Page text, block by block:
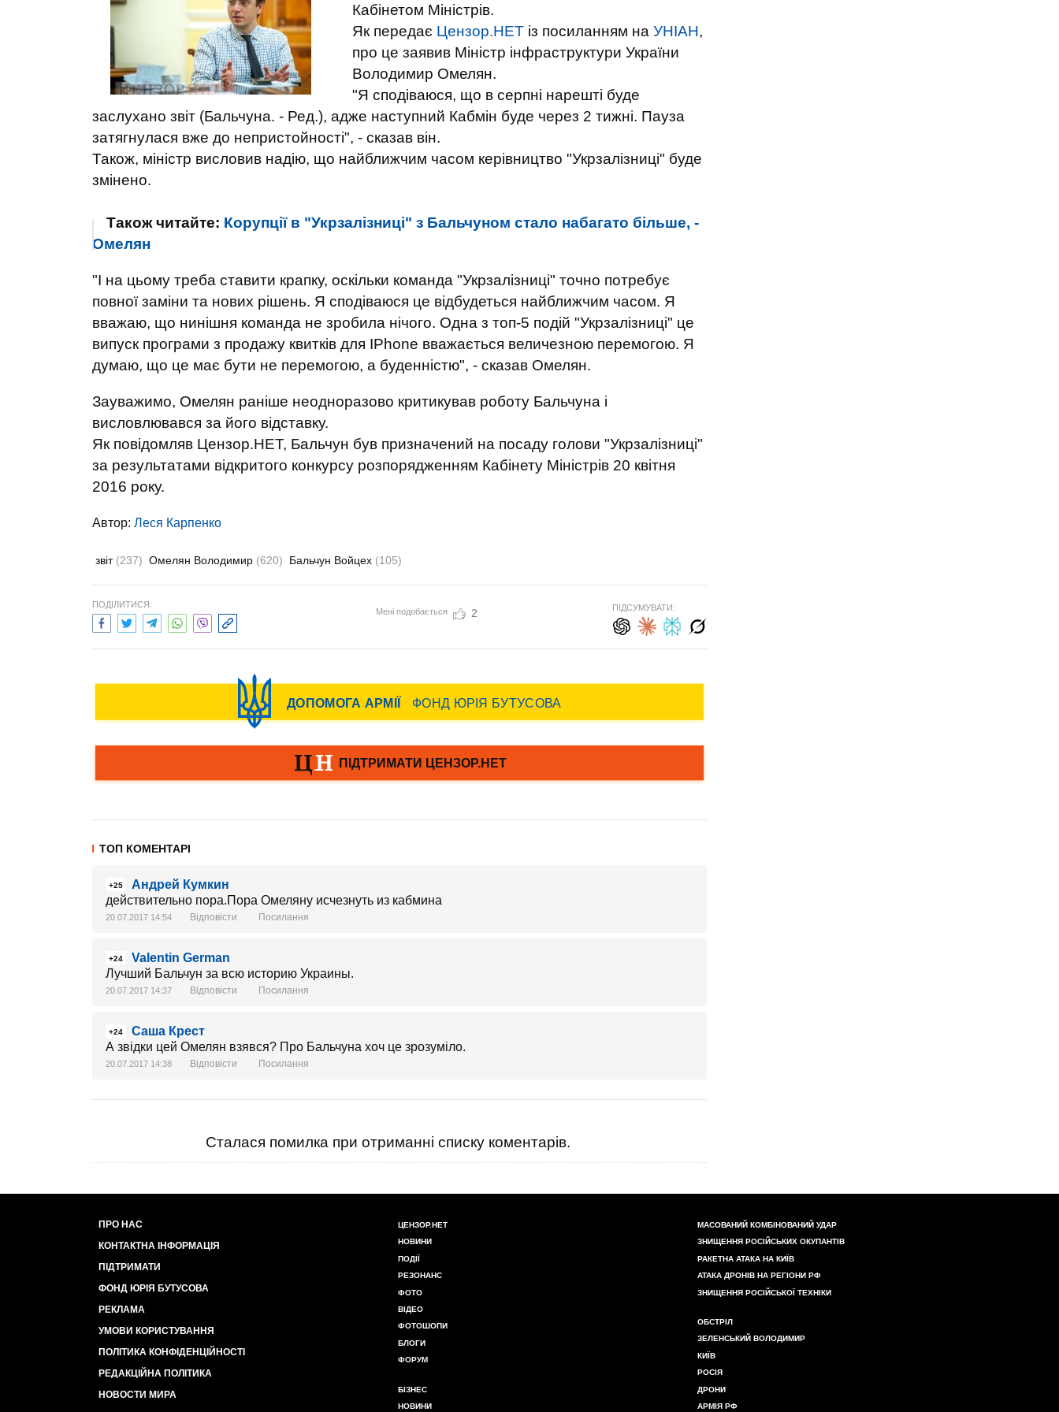
Кабінетом Міністрів.
Як передає Цензор.НЕТ із посиланням на УНІАН,
про це заявив Міністр інфраструктури України
Володимир Омелян.
"Я сподіваюся, що в серпні нарешті буде
заслухано звіт (Бальчуна. - Ред.), адже наступний Кабмін буде через 2 тижні. Пауза
затягнулася вже до непристойності", - сказав він.
Також, міністр висловив надію, що найближчим часом керівництво "Укрзалізниці" буде
змінено.
Також читайте: Корупції в "Укрзалізниці" з Бальчуном стало набагато більше, -
Омелян
"І на цьому треба ставити крапку, оскільки команда "Укрзалізниці" точно потребує
повної заміни та нових рішень. Я сподіваюся це відбудеться найближчим часом. Я
вважаю, що нинішня команда не зробила нічого. Одна з топ-5 подій "Укрзалізниці" це
випуск програми з продажу квитків для IPhone вважається величезною перемогою. Я
думаю, що це має бути не перемогою, а буденністю", - сказав Омелян.
Зауважимо, Омелян раніше неодноразово критикував роботу Бальчуна і
висловлювався за його відставку.
Як повідомляв Цензор.НЕТ, Бальчун був призначений на посаду голови "Укрзалізниці"
за результатами відкритого конкурсу розпорядженням Кабінету Міністрів 20 квітня
2016 року.
Автор: Леся Карпенко
звіт (237) Омелян Володимир (620) Бальчун Войцех (105)
ПОДІЛИТИСЯ:
Мені подобається 2 ПІДСУМУВАТИ:
ТОП КОМЕНТАРІ
+25
Андрей Кумкин
действительно пора.Пора Омеляну исчезнуть из кабмина
20.07.2017 14:54 Відповісти Посилання
+24
Valentin German
Лучший Бальчун за всю историю Украины.
20.07.2017 14:37 Відповісти Посилання
+24
Саша Крест
А звідки цей Омелян взявся? Про Бальчуна хоч це зрозуміло.
20.07.2017 14:38 Відповісти Посилання
Сталася помилка при отриманні списку коментарів.
ПРО НАС
КОНТАКТНА ІНФОРМАЦІЯ
ПІДТРИМАТИ
ФОНД ЮРІЯ БУТУСОВА
РЕКЛАМА
УМОВИ КОРИСТУВАННЯ
ПОЛІТИКА КОНФІДЕНЦІЙНОСТІ
РЕДАКЦІЙНА ПОЛІТИКА
НОВОСТИ МИРА
ЦЕНЗОР.НЕТ
НОВИНИ
ПОДІЇ
РЕЗОНАНС
ФОТО
ВІДЕО
ФОТОШОПИ
БЛОГИ
ФОРУМ
БІЗНЕС
НОВИНИ
МАСОВАНИЙ КОМБІНОВАНИЙ УДАР
ЗНИЩЕННЯ РОСІЙСЬКИХ ОКУПАНТІВ
РАКЕТНА АТАКА НА КИЇВ
АТАКА ДРОНІВ НА РЕГІОНИ РФ
ЗНИЩЕННЯ РОСІЙСЬКОЇ ТЕХНІКИ
ОБСТРІЛ
ЗЕЛЕНСЬКИЙ ВОЛОДИМИР
КИЇВ
РОСІЯ
ДРОНИ
АРМІЯ РФ